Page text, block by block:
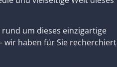
um dieses einzigartige
wir haben für Sie recherchiert